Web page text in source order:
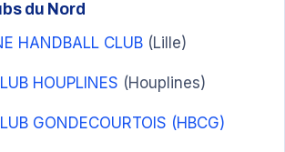
du Nord
HANDBALL CLUB (Lille)
HOUPLINES (Houplines)
GONDECOURTOIS (HBCG)